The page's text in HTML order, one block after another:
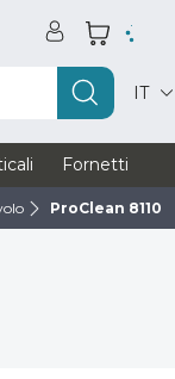
IT
Fornetti
ProClean 8110